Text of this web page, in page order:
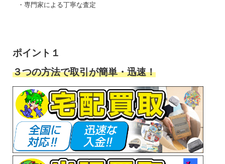
・専門家による丁寧な査定
ポイント１
３つの方法で取引が簡単・迅速！